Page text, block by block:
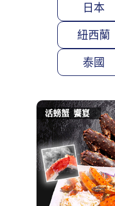
日本
紐西蘭
泰國